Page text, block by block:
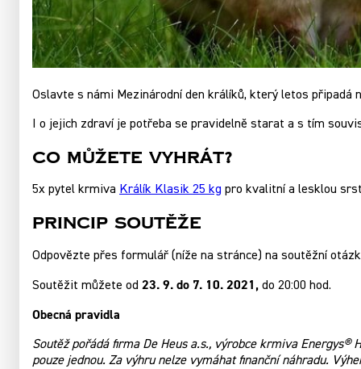
Oslavte s námi Mezinárodní den králíků, který letos připadá
I o jejich zdraví je potřeba se pravidelně starat a s tím
Co můžete vyhrát?
5x pytel krmiva Králík Klasik 25 kg pro kvalitní a lesklou
Princip soutěže
Odpovězte přes formulář (níže na stránce) na soutěžní
Soutěžit můžete od 23. 9. do 7. 10. 2021, do 20:00 hod.
Obecná pravidla
Soutěž pořádá firma De Heus a.s., výrobce krmiva
pouze jednou. Za výhru nelze vymáhat finanční náhradu.